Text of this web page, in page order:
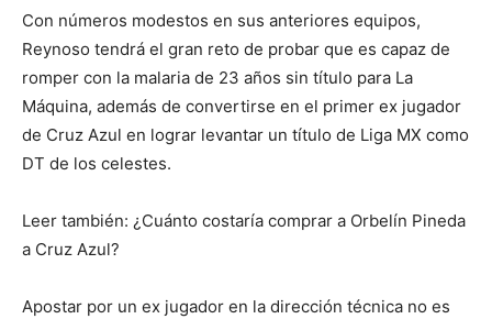
Con números modestos en sus anteriores equipos,
Reynoso tendrá el gran reto de probar que es capaz de
romper con la malaria de 23 años sin título para La
Máquina, además de convertirse en el primer ex jugador
de Cruz Azul en lograr levantar un título de Liga MX como
DT de los celestes.
Leer también: ¿Cuánto costaría comprar a Orbelín Pineda
a Cruz Azul?
Apostar por un ex jugador en la dirección técnica no es